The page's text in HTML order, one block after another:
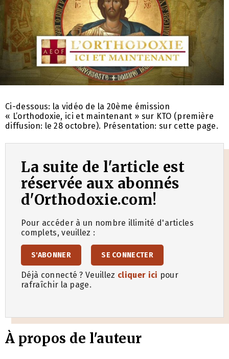
Ci-dessous: la vidéo de la 20ème émission
« L’orthodoxie, ici et maintenant » sur KTO (première
diffusion: le 28 octobre). Présentation: sur cette page.
La suite de l'article est
réservée aux abonnés
d'Orthodoxie.com!
Pour accéder à un nombre illimité d'articles
complets, veuillez :
S'ABONNER SE CONNECTER
Déjà connecté ? Veuillez cliquer ici pour
rafraîchir la page.
À propos de l'auteur